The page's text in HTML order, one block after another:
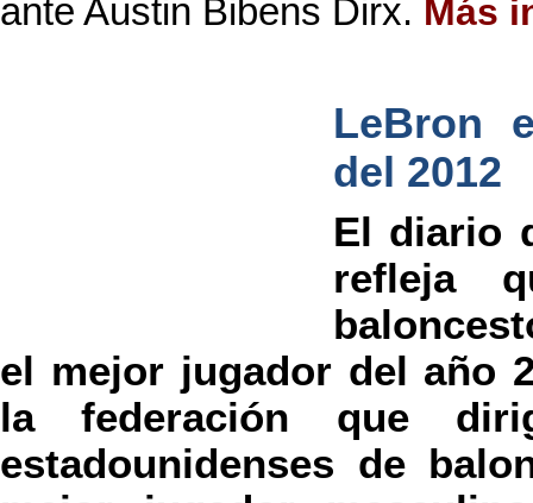
ante Austin Bibens Dirx. Más
LeBron
del 2012
El diario
refleja
el mejor jugador del año
la federación que
estadounidenses de